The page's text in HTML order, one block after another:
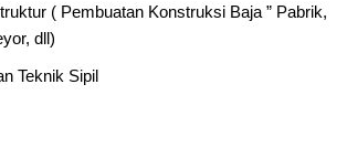
( Pembuatan Konstruksi Baja ” Pabrik,
dll)
Teknik Sipil